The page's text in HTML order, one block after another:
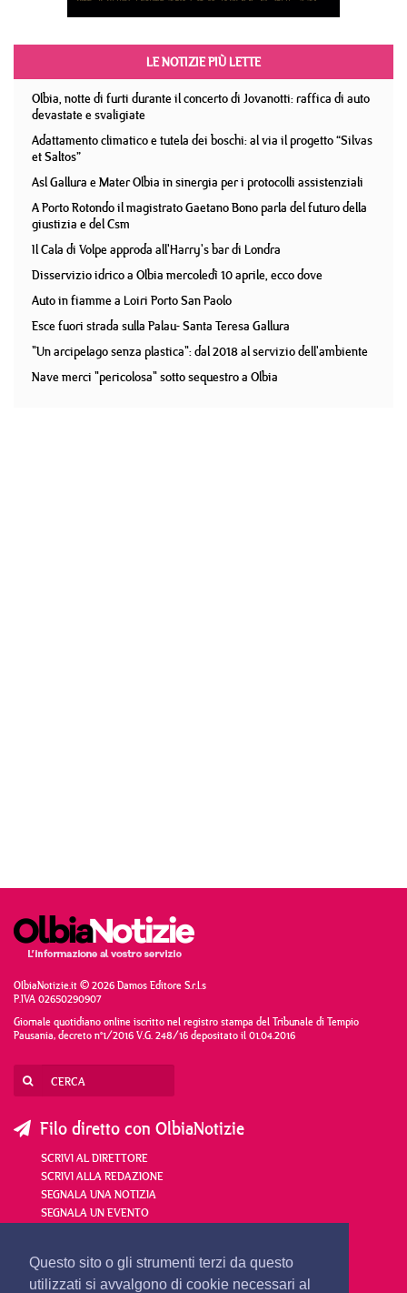
Questo sito o gli strumenti terzi da questo
utilizzati si avvalgono di cookie necessari al
LE NOTIZIE PIÙ LETTE
Olbia, notte di furti durante il concerto di Jovanotti: raffica di auto
devastate e svaligiate
Adattamento climatico e tutela dei boschi: al via il progetto “Silvas
et Saltos”
Asl Gallura e Mater Olbia in sinergia per i protocolli assistenziali
A Porto Rotondo il magistrato Gaetano Bono parla del futuro della
giustizia e del Csm
Il Cala di Volpe approda all'Harry's bar di Londra
Disservizio idrico a Olbia mercoledì 10 aprile, ecco dove
Auto in fiamme a Loiri Porto San Paolo
Esce fuori strada sulla Palau- Santa Teresa Gallura
"Un arcipelago senza plastica": dal 2018 al servizio dell'ambiente
Nave merci "pericolosa" sotto sequestro a Olbia
OlbiaNotizie.it © 2026 Damos Editore S.r.l.s
P.IVA 02650290907
Giornale quotidiano online iscritto nel registro stampa del Tribunale di Tempio
Pausania, decreto n°1/2016 V.G. 248/16 depositato il 01.04.2016
Filo diretto con OlbiaNotizie
SCRIVI AL DIRETTORE
SCRIVI ALLA REDAZIONE
SEGNALA UNA NOTIZIA
SEGNALA UN EVENTO
redazione@olbianotizie.it